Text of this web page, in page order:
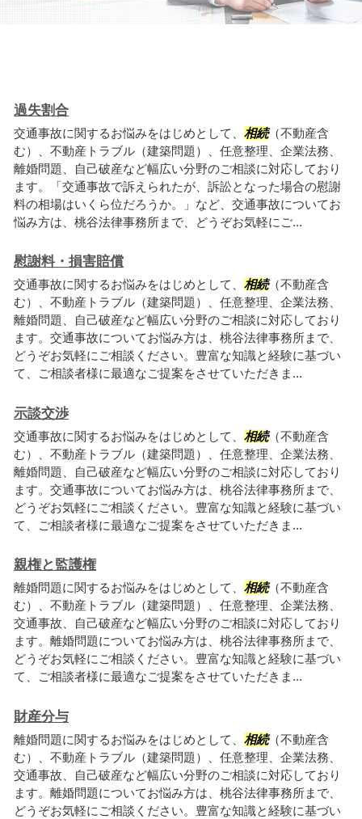
過失割合
交通事故に関するお悩みをはじめとして、 相続（不動産含
む）、不動産トラブル（建築問題）、任意整理、企業法務、
離婚問題、自己破産など幅広い分野のご相談に対応しており
ます。「交通事故で訴えられたが、訴訟となった場合の慰謝
料の相場はいくら位だろうか。」など、交通事故についてお
悩み方は、桃谷法律事務所まで、どうぞお気軽にご...
慰謝料・損害賠償
交通事故に関するお悩みをはじめとして、 相続（不動産含
む）、不動産トラブル（建築問題）、任意整理、企業法務、
離婚問題、自己破産など幅広い分野のご相談に対応しており
ます。交通事故についてお悩み方は、桃谷法律事務所まで、
どうぞお気軽にご相談ください。豊富な知識と経験に基づい
て、ご相談者様に最適なご提案をさせていただきま...
示談交渉
交通事故に関するお悩みをはじめとして、 相続（不動産含
む）、不動産トラブル（建築問題）、任意整理、企業法務、
離婚問題、自己破産など幅広い分野のご相談に対応しており
ます。交通事故についてお悩み方は、桃谷法律事務所まで、
どうぞお気軽にご相談ください。豊富な知識と経験に基づい
て、ご相談者様に最適なご提案をさせていただきま...
親権と監護権
離婚問題に関するお悩みをはじめとして、 相続（不動産含
む）、不動産トラブル（建築問題）、任意整理、企業法務、
交通事故、自己破産など幅広い分野のご相談に対応しており
ます。離婚問題についてお悩み方は、桃谷法律事務所まで、
どうぞお気軽にご相談ください。豊富な知識と経験に基づい
て、ご相談者様に最適なご提案をさせていただきま...
財産分与
離婚問題に関するお悩みをはじめとして、 相続（不動産含
む）、不動産トラブル（建築問題）、任意整理、企業法務、
交通事故、自己破産など幅広い分野のご相談に対応しており
ます。離婚問題についてお悩み方は、桃谷法律事務所まで、
どうぞお気軽にご相談ください。豊富な知識と経験に基づい